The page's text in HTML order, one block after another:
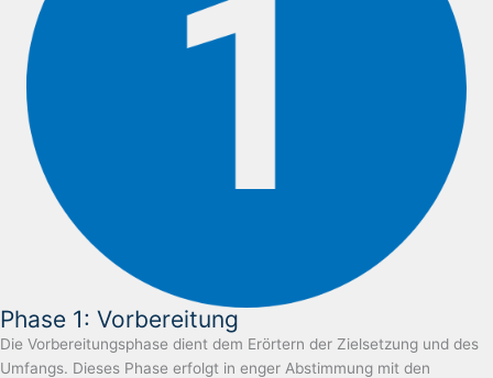
Phase 1: Vorbereitung
Die Vorbereitungsphase dient dem Erörtern der Zielsetzung und des
Umfangs. Dieses Phase erfolgt in enger Abstimmung mit den